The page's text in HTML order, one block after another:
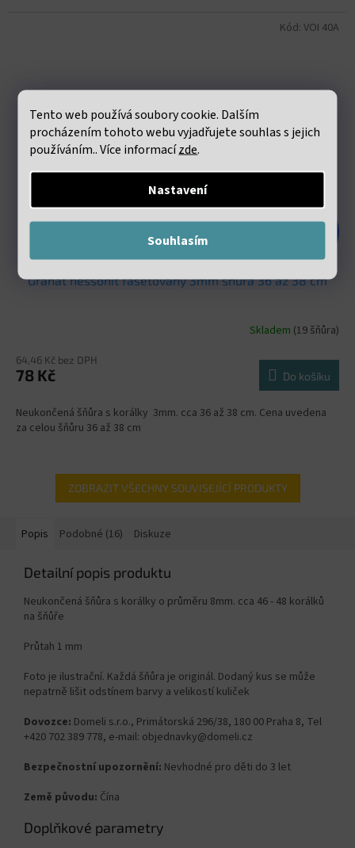
Tento web používá soubory cookie. Dalším
procházením tohoto webu vyjadřujete souhlas s jejich
používáním.. Více informacízde.
Nastavení
Souhlasím
Granát hessonit fasetovaný 3mm šňůra 36 až 38 cm
Skladem (19 šňůra)
64,46 Kč bez DPH
78 Kč Do košíku
Neukončená šňůra s korálky 3mm. cca 36 až 38 cm. Cena uvedena
za celou šňůru 36 až 38 cm
Kód: VOI 40A
ZOBRAZIT VŠECHNY SOUVISEJÍCÍ PRODUKTY
Popis Podobné (16) Diskuze
Detailní popis produktu
Neukončená šňůra s korálky o průměru 8mm. cca 46 - 48 korálků
na šňůře
Průtah 1 mm
Foto je ilustrační. Každá šňůra je originál. Dodaný kus se může
nepatrně lišit odstínem barvy a velikostí kuliček
Dovozce: Domeli s.r.o., Primátorská 296/38, 180 00 Praha 8, Tel
+420 702 389 778, e-mail: objednavky@domeli.cz
Bezpečnostní upozornění: Nevhodné pro děti do 3 let
Země původu: Čína
Doplňkové parametry